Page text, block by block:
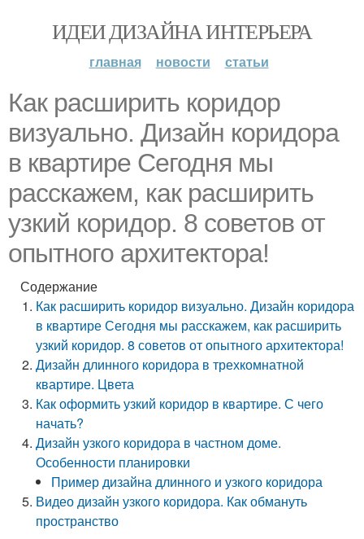
ИДЕИ ДИЗАЙНА ИНТЕРЬЕРА
главная новости статьи
Как расширить коридор
визуально. Дизайн коридора
в квартире Сегодня мы
расскажем, как расширить
узкий коридор. 8 советов от
опытного архитектора!
Содержание
Как расширить коридор визуально. Дизайн коридора
в квартире Сегодня мы расскажем, как расширить
узкий коридор. 8 советов от опытного архитектора!
Дизайн длинного коридора в трехкомнатной
квартире. Цвета
Как оформить узкий коридор в квартире. С чего
начать?
Дизайн узкого коридора в частном доме.
Особенности планировки
Пример дизайна длинного и узкого коридора
Видео дизайн узкого коридора. Как обмануть
пространство